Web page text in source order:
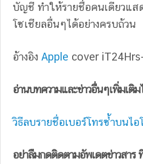
บัญชี ทำให้รายชื่อคนเดียวแส
โซเชียลอื่นๆได้อย่างครบถ้วน
อ้างอิง Apple cover
อ่านบทความและข่าวอื่นๆเพิ่มเติม
วิธีลบรายชื่อเบอร์โทรซ้ำบนไ
อย่าลืมกดติดตามอัพเดตข่าวสาร